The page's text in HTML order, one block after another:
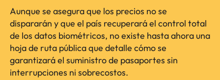
Aunque se asegura que los precios no se
dispararán y que el país recuperará el control total
de los datos biométricos, no existe hasta ahora una
hoja de ruta pública que detalle cómo se
garantizará el suministro de pasaportes sin
interrupciones ni sobrecostos.